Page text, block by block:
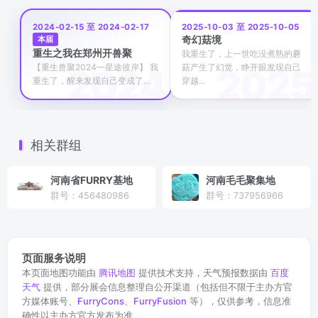
2024-02-15 至 2024-02-17
本届
重生之我在郑州开兽聚
【重生兽聚2024—星途彼岸】 我
重生了，醒来发现自己变成了...
2025-10-03 至 2025-10-05
奇幻菇境
我重生了，上一世吃没煮熟的蘑
菇产生了幻觉，睁开眼发现自己
穿越...
相关群组
河南省FURRY基地
群号：456480986
河南毛毛聚集地
群号：737956966
页面服务说明
本页面地图功能由 腾讯地图 提供技术支持，天气预报数据由 百度
天气 提供，部分展会信息整理自公开渠道（包括但不限于主办方官
方媒体账号、 FurryCons、 FurryFusion 等），仅供参考，信息准
确性以主办方官方发布为准